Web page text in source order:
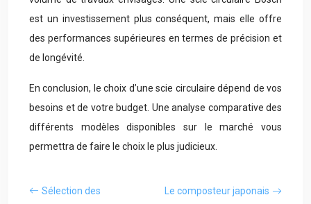
est un investissement plus conséquent, mais elle offre
des performances supérieures en termes de précision et
de longévité.
En conclusion, le choix d’une scie circulaire dépend de vos
besoins et de votre budget. Une analyse comparative des
différents modèles disponibles sur le marché vous
permettra de faire le choix le plus judicieux.
Sélection des
Le composteur japonais